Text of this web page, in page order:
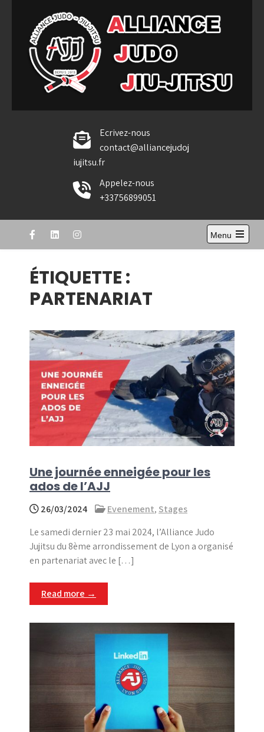
content
Alliance Judo Jiu-jitsu
Ecrivez-nous
contact@alliancejudoj
iujitsu.fr
Appelez-nous
+33756899051
Menu
Open
ÉTIQUETTE :
PARTENARIAT
Une journée enneigée pour les
ados de l’AJJ
26/03/2024 Evenement, Stages
Le samedi dernier 23 mai 2024, l’Alliance Judo
Jujitsu du 8ème arrondissement de Lyon a organisé
en partenariat avec le […]
Read more →